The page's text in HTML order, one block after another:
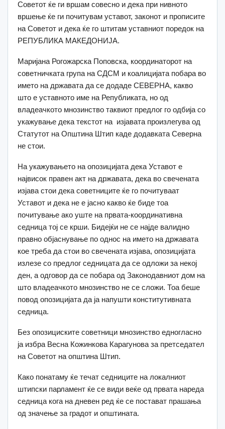
Советот ќе ги вршам совесно и дека при нивното
вршење ќе ги почитувам уставот, законот и прописите
на Советот и дека ќе го штитам уставниот поредок на
РЕПУБЛИКА МАКЕДОНИЈА.
Маријана Рогожарска Поповска, координаторот на
советничката група на СДСМ и коалицијата побара во
името на државата да се додаде СЕВЕРНА, какво
што е уставното име на Републиката, но од
владеачкото мнозинство таквиот предлог го одбија со
укажување дека текстот на изјавата произлегува од
Статутот на Општина Штип каде додавката Северна
не стои.
На укажувањето на опозицијата дека Уставот е
највисок правен акт на државата, дека во свечената
изјава стои дека советниците ќе го почитуваат
Уставот и дека не е јасно какво ќе биде тоа
почитување ако уште на првата-координативна
седница тој се крши. Бидејќи не се најде валидно
правно објаснување по однос на името на државата
кое треба да стои во свечената изјава, опозицијата
излезе со предлог седницата да се одложи за некој
ден, а одговор да се побара од Законодавниот дом на
што владеачкото мнозинство не се сложи. Тоа беше
повод опозицијата да ја напушти конститутивната
седница.
Без опозициските советници мнозинство едногласно
ја избра Весна Кожинкова Карагунова за претседател
на Советот на општина Штип.
Како понатаму ќе течат седниците на локалниот
штипски парламент ќе се види веќе од првата нареда
седница кога на дневен ред ќе се постават прашања
од значење за градот и општината.